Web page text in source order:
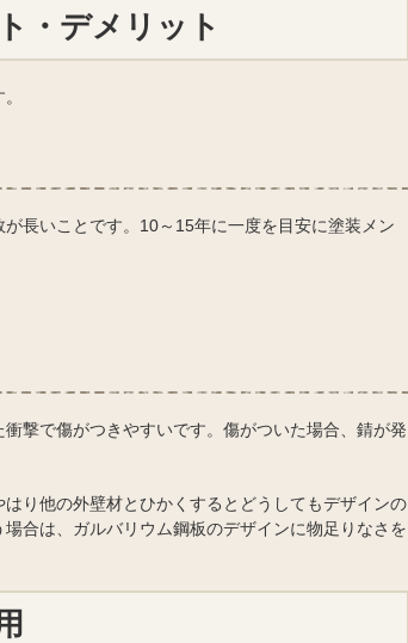
・デメリット
長いことです。10～15年に一度を目安に塗装メン
撃で傷がつきやすいです。傷がついた場合、錆が発
り他の外壁材とひかくするとどうしてもデザインの
合は、ガルバリウム鋼板のデザインに物足りなさを